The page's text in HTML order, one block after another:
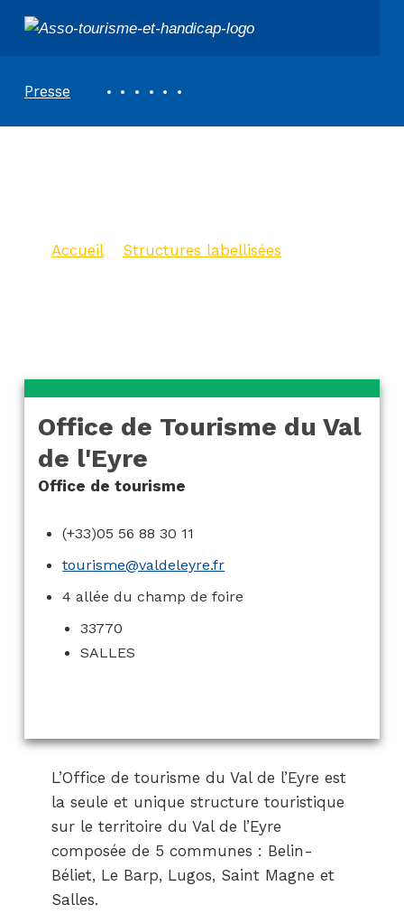
ASSOCIATION TOURISME ET HANDICAPS
Presse
Accueil> Structures labellisées
Office de Tourisme du Val
de l'Eyre
Office de tourisme
(+33)05 56 88 30 11
tourisme@valdeleyre.fr
4 allée du champ de foire
33770
SALLES
L’Office de tourisme du Val de l’Eyre est
la seule et unique structure touristique
sur le territoire du Val de l’Eyre
composée de 5 communes : Belin-
Béliet, Le Barp, Lugos, Saint Magne et
Salles.